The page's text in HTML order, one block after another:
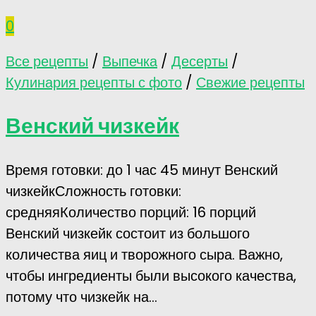
0
Все рецепты / Выпечка / Десерты /
Кулинария рецепты с фото / Свежие рецепты
Венский чизкейк
Время готовки: до 1 час 45 минут Венский
чизкейкСложность готовки:
средняяКоличество порций: 16 порций
Венский чизкейк состоит из большого
количества яиц и творожного сыра. Важно,
чтобы ингредиенты были высокого качества,
потому что чизкейк на...